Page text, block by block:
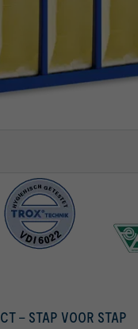
– STAP VOOR STAP